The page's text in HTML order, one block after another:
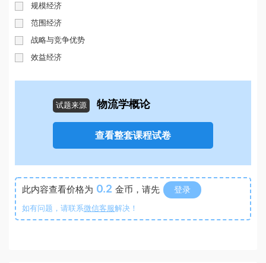
规模经济
范围经济
战略与竞争优势
效益经济
试题来源 物流学概论
查看整套课程试卷
此内容查看价格为 0.2 金币，请先 登录
如有问题，请联系微信客服解决！